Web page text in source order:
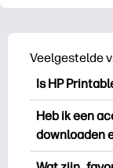
Veelgestelde
Is HP
HP
gratis
Heb ik een
downloaden
Je kunt